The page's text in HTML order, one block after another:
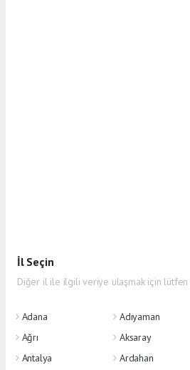
İl Seçin
Diğer il ile ilgili veriye ulaşmak için lütfen
Adana Adıyaman
Ağrı
Aksaray
Antalya
Ardahan